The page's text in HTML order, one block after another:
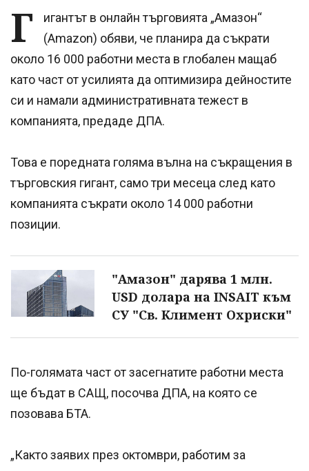
Г
игантът в онлайн търговията „Амазон“
(Amazon) обяви, че планира да съкрати
около 16 000 работни места в глобален мащаб
като част от усилията да оптимизира дейностите
си и намали административната тежест в
компанията, предаде ДПА.
Това е поредната голяма вълна на съкращения в
търговския гигант, само три месеца след като
компанията съкрати около 14 000 работни
позиции.
"Амазон" дарява 1 млн.
USD долара на INSAIT към
СУ "Св. Климент Охриски"
По-голямата част от засегнатите работни места
ще бъдат в САЩ, посочва ДПА, на която се
позовава БТА.
„Както заявих през октомври, работим за